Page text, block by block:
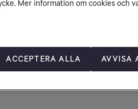
Mer information om cookies och
ACCEPTERA ALLA AVVISA